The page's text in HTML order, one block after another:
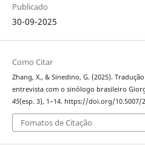
Publicado
30-09-2025
Como Citar
Zhang, X., & Sinedino, G. (2025).
entrevista com o sinólogo brasileiro
45(esp. 3), 1–14. https://doi.org/10.5007/
Fomatos de Citação